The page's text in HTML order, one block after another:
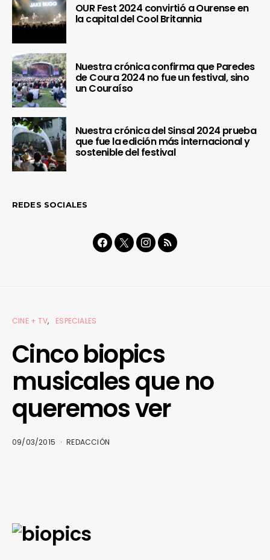
OUR Fest 2024 convirtió a Ourense en
la capital del Cool Britannia
Nuestra crónica confirma que Paredes
de Coura 2024 no fue un festival, sino
un Couraíso
Nuestra crónica del Sinsal 2024 prueba
que fue la edición más internacional y
sostenible del festival
REDES SOCIALES
CINE + TV ESPECIALES
Cinco biopics
musicales que no
queremos ver
09/03/2015 REDACCIÓN